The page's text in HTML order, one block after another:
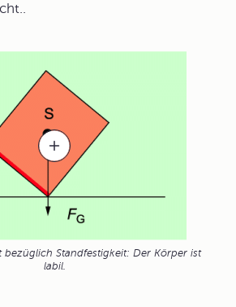
bezüglich Standfestigkeit: Der Körper ist
labil.